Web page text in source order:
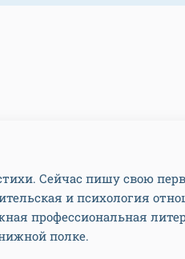
Сейчас пишу свою
и психология
профессиональная
полке.